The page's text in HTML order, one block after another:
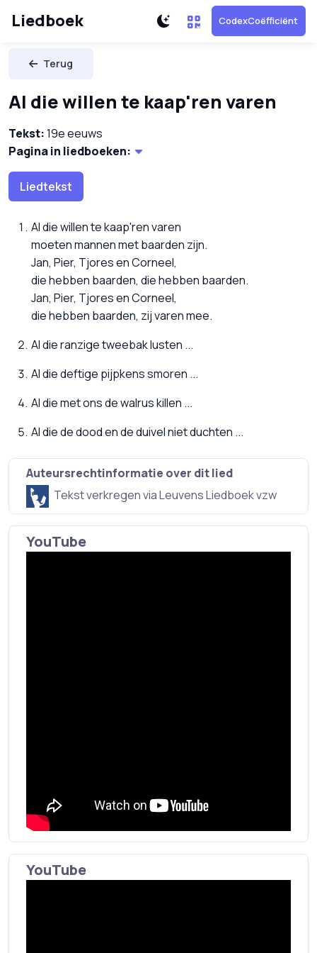
Liedboek CodexCoëfficiënt
Terug
Al die willen te kaap'ren varen
Tekst:19e eeuws
Pagina in liedboeken:
Liedtekst
Al die willen te kaap'ren varen
moeten mannen met baarden zijn.
Jan, Pier, Tjores en Corneel,
die hebben baarden, die hebben baarden.
Jan, Pier, Tjores en Corneel,
die hebben baarden, zij varen mee.
Al die ranzige tweebak lusten ...
Al die deftige pijpkens smoren ...
Al die met ons de walrus killen ...
Al die de dood en de duivel niet duchten ...
Auteursrechtinformatie over dit lied
Tekst verkregen via Leuvens Liedboek vzw
YouTube
YouTube